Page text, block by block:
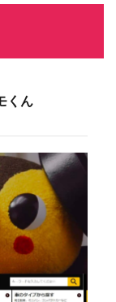
くん